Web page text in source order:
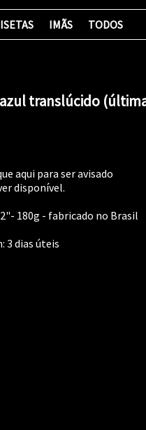
IMÃS TODOS
azul translúcido
aqui para ser avisado
disponível.
180g - fabricado no Brasil
3 dias úteis